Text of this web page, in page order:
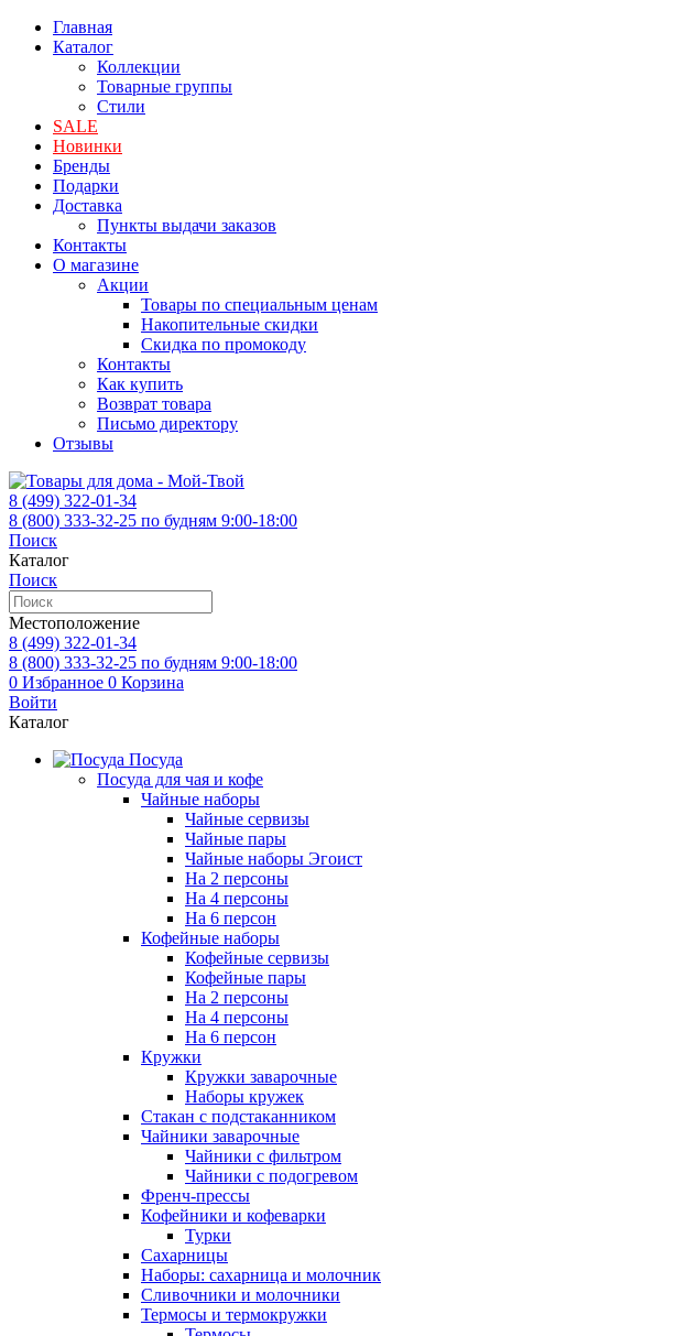
Главная
Каталог
Коллекции
Товарные группы
Стили
SALE
Новинки
Бренды
Подарки
Доставка
Пункты выдачи заказов
Контакты
О магазине
Акции
Товары по специальным ценам
Накопительные скидки
Скидка по промокоду
Контакты
Как купить
Возврат товара
Письмо директору
Отзывы
8 (499) 322-01-34
8 (800) 333-32-25 по будням 9:00-18:00
Поиск
Каталог
Поиск
Местоположение
8 (499) 322-01-34
8 (800) 333-32-25 по будням 9:00-18:00
0 Избранное 0 Корзина
Войти
Каталог
Посуда
Посуда для чая и кофе
Чайные наборы
Чайные сервизы
Чайные пары
Чайные наборы Эгоист
На 2 персоны
На 4 персоны
На 6 персон
Кофейные наборы
Кофейные сервизы
Кофейные пары
На 2 персоны
На 4 персоны
На 6 персон
Кружки
Кружки заварочные
Наборы кружек
Стакан с подстаканником
Чайники заварочные
Чайники с фильтром
Чайники с подогревом
Френч-прессы
Кофейники и кофеварки
Турки
Сахарницы
Наборы: сахарница и молочник
Сливочники и молочники
Термосы и термокружки